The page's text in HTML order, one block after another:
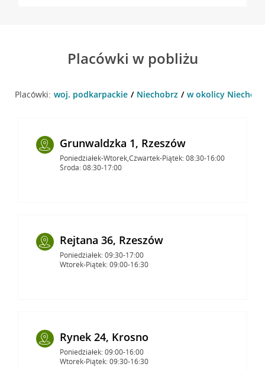
Placówki w pobliżu
Placówki: woj. podkarpackie Niechobrz w okolicy
Grunwaldzka 1, Rzeszów
Poniedziałek-Wtorek,Czwartek-Piątek: 08:30-16:00
Środa: 08:30-17:00
Rejtana 36, Rzeszów
Poniedziałek: 09:30-17:00
Wtorek-Piątek: 09:00-16:30
Rynek 24, Krosno
Poniedziałek: 09:00-16:00
Wtorek-Piątek: 09:30-16:30